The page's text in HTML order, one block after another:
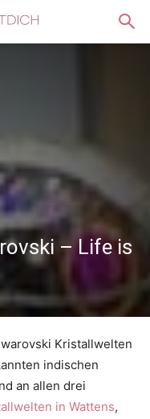
– Life is
Kristallwelten
indischen
an allen drei
in Wattens,